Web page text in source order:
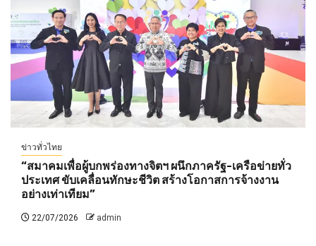
ข่าวทั่วไทย
“สมาคมเพื่อผู้บกพร่องทางจิตฯ ผนึกภาครัฐ-เครือข่ายทั่ว
ประเทศ ขับเคลื่อนทักษะชีวิต สร้างโอกาสการจ้างงาน
อย่างเท่าเทียม”
22/07/2026 admin